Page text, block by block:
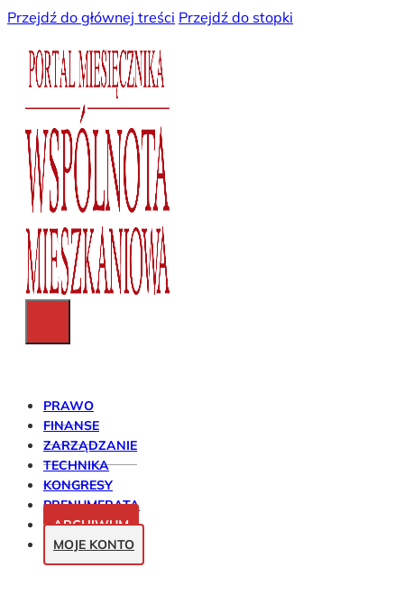
Przejdź do głównej treści Przejdź do stopki
PRAWO
FINANSE
ZARZĄDZANIE
TECHNIKA
KONGRESY
PRENUMERATA
ARCHIWUM
MOJE KONTO